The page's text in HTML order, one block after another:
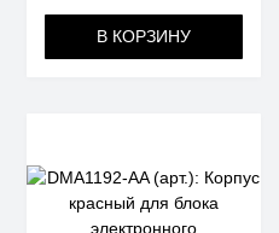
В КОРЗИНУ